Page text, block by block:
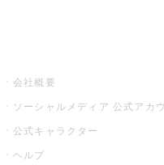
会社概要
ソーシャルメディア 公式アカ
公式キャラクター
ヘルプ